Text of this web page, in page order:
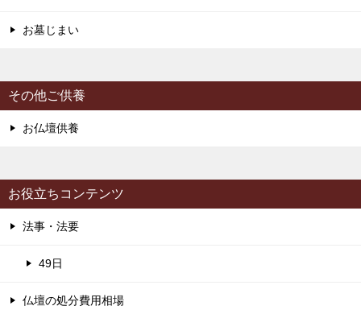
お墓じまい
その他ご供養
お仏壇供養
お役立ちコンテンツ
法事・法要
49日
仏壇の処分費用相場